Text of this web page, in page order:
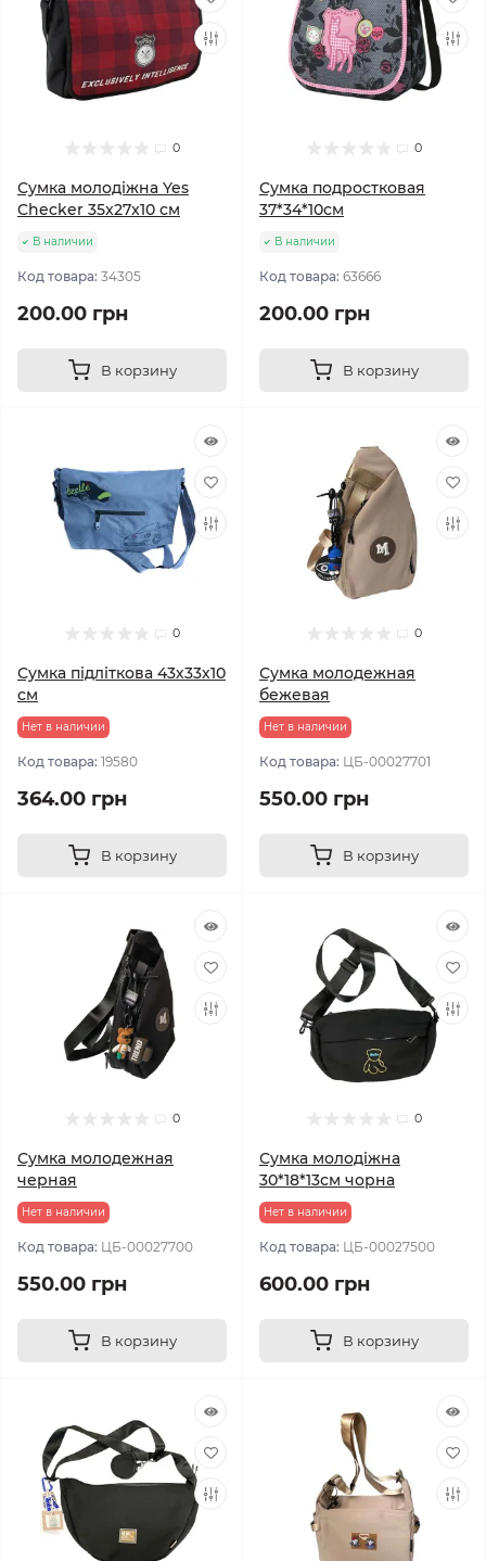
0
Сумка молодіжна Yes
Checker 35x27x10 см
В наличии
Код товара: 34305
200.00 грн
В корзину
0
Сумка подростковая
37*34*10см
В наличии
Код товара: 63666
200.00 грн
В корзину
0
Сумка підліткова 43х33х10
см
Нет в наличии
Код товара: 19580
364.00 грн
В корзину
0
Сумка молодежная
бежевая
Нет в наличии
Код товара: ЦБ-00027701
550.00 грн
В корзину
0
Сумка молодежная
черная
Нет в наличии
Код товара: ЦБ-00027700
550.00 грн
В корзину
0
Сумка молодіжна
30*18*13см чорна
Нет в наличии
Код товара: ЦБ-00027500
600.00 грн
В корзину